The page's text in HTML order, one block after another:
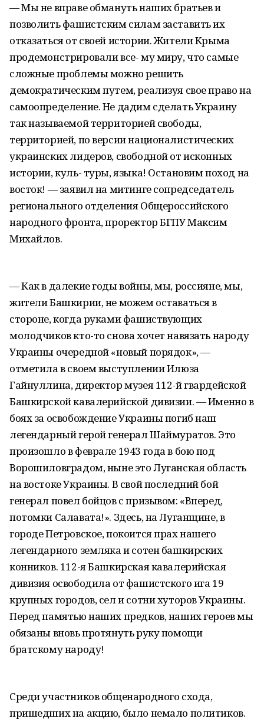
— Мы не вправе обмануть наших братьев и
позволить фашистским силам заставить их
отказаться от своей истории. Жители Крыма
продемонстрировали все- му миру, что самые
сложные проблемы можно решить
демократическим путем, реализуя свое право на
самоопределение. Не дадим сделать Украину
так называемой территорией свободы,
территорией, по версии националистических
украинских лидеров, свободной от исконных
истории, куль- туры, языка! Остановим поход на
восток! — заявил на митинге сопредседатель
регионального отделения Общероссийского
народного фронта, проректор БГПУ Максим
Михайлов.
— Как в далекие годы войны, мы, россияне, мы,
жители Башкирии, не можем оставаться в
стороне, когда руками фашиствующих
молодчиков кто-то снова хочет навязать народу
Украины очередной «новый порядок», —
отметила в своем выступлении Илюза
Гайнуллина, директор музея 112-й гвардейской
Башкирской кавалерийской дивизии. — Именно в
боях за освобождение Украины погиб наш
легендарный герой генерал Шаймуратов. Это
произошло в феврале 1943 года в бою под
Ворошиловградом, ныне это Луганская область
на востоке Украины. В свой последний бой
генерал повел бойцов с призывом: «Вперед,
потомки Салавата!». Здесь, на Луганщине, в
городе Петровское, покоится прах нашего
легендарного земляка и сотен башкирских
конников. 112-я Башкирская кавалерийская
дивизия освободила от фашистского ига 19
крупных городов, сел и сотни хуторов Украины.
Перед памятью наших предков, наших героев мы
обязаны вновь протянуть руку помощи
братскому народу!
Среди участников общенародного схода,
пришедших на акцию, было немало политиков.